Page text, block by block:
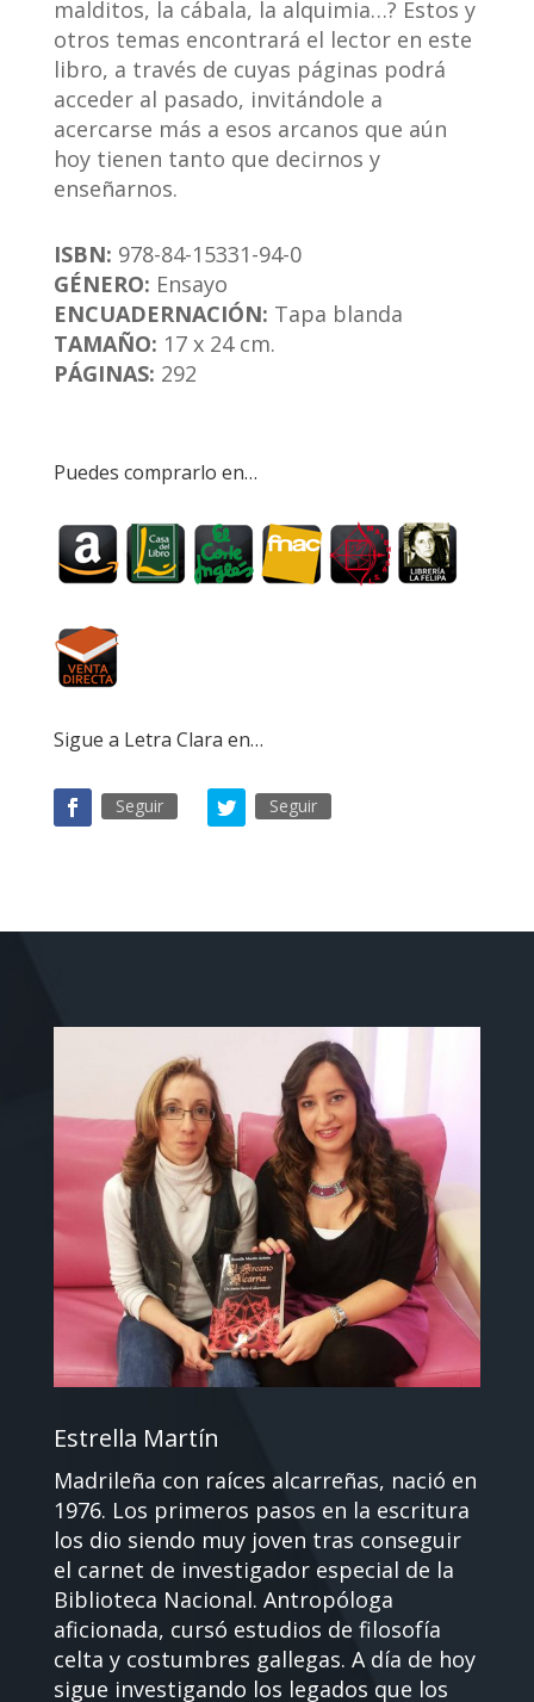
malditos, la cábala, la alquimia…? Estos y
otros temas encontrará el lector en este
libro, a través de cuyas páginas podrá
acceder al pasado, invitándole a
acercarse más a esos arcanos que aún
hoy tienen tanto que decirnos y
enseñarnos.
ISBN: 978-84-15331-94-0
GÉNERO: Ensayo
ENCUADERNACIÓN: Tapa blanda
TAMAÑO: 17 x 24 cm.
PÁGINAS: 292
Puedes comprarlo en…
Sigue a Letra Clara en…
Seguir Seguir
Estrella Martín
Madrileña con raíces alcarreñas, nació en
1976. Los primeros pasos en la escritura
los dio siendo muy joven tras conseguir
el carnet de investigador especial de la
Biblioteca Nacional. Antropóloga
aficionada, cursó estudios de filosofía
celta y costumbres gallegas. A día de hoy
sigue investigando los legados que los